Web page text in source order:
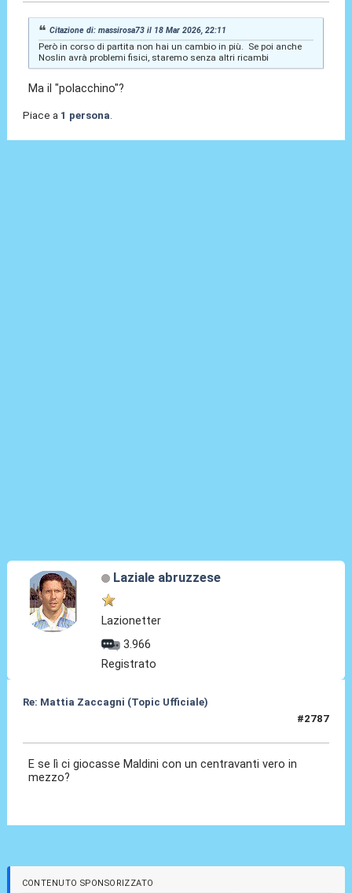
Citazione di: massirosa73 il 18 Mar 2026, 22:11
Però in corso di partita non hai un cambio in più. Se poi anche
Noslin avrà problemi fisici, staremo senza altri ricambi
Ma il "polacchino"?
Piace a 1 persona.
Laziale abruzzese
Lazionetter
3.966
Registrato
Re: Mattia Zaccagni (Topic Ufficiale)
#2787
E se lì ci giocasse Maldini con un centravanti vero in
mezzo?
CONTENUTO SPONSORIZZATO